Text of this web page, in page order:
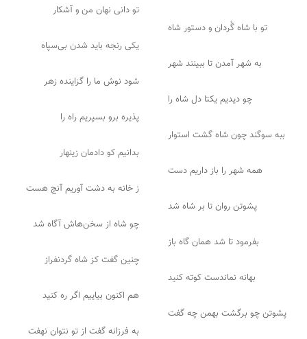
تو دانی نهان من و آشکار
تو با شاه گُردان و دستور شاه
یکی رنجه باید شدن بی‌سپاه
به شهر آمدن تا ببینند شهر
شود نوش ما را گزاینده زهر
چو دیدیم یکتا دل شاه را
پذیره برو بسپریم راه را
ببه سوگند چون شاه گشت استوار
بدانیم کو دادمان زینهار
همه شهر را باز داریم دست
ز خانه به دشت آوریم آنچ هست
پشوتن روان تا بر شاه شد
چو شاه از سخن‌هاش آگاه شد
بفرمود تا شد همان گاه باز
چنین گفت کز شاه گردنفراز
بهانه نماندست کوته کنید
هم اکنون بیاییم اگر ره کنید
پشوتن چو برگشت بهمن چه گفت
به فرزانه گفت از تو نتوان نهفت